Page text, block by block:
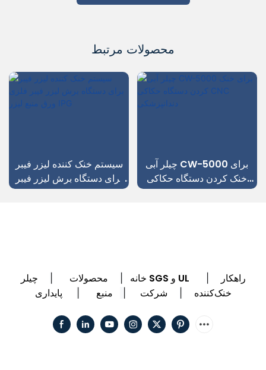
محصولات مرتبط
سیستم خنک کننده لیزر فیبر
برای دستگاه برش لیزر فیبر
فلزی ورق منبع لیزر IPG
چیلر آبی CW-5000 برای
خنک کردن دستگاه حکاکی
CNC دندانپزشکی
خانه محصولات چیلر SGS و UL
راهکار
خنک‌کننده
شرکت منبع پایداری